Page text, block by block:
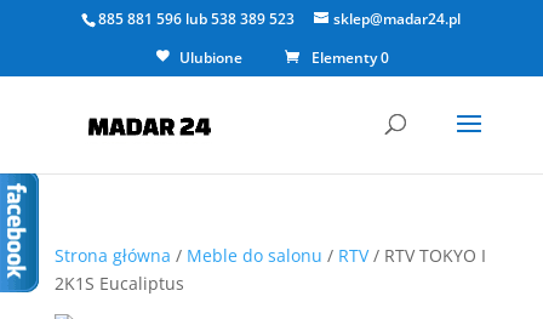
885 881 596 lub538 389 523
sklep@madar24.pl
Ulubione
Elementy 0
Strona główna / Meble do salonu / RTV/ RTV TOKYO I
2K1S Eucaliptus